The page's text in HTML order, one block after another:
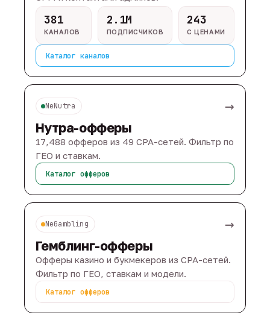
381
КАНАЛОВ
2.1M
ПОДПИСЧИКОВ
243
С ЦЕНАМИ
Каталог каналов
NeNutra →
Нутра-офферы
17,488 офферов из 49 CPA-сетей. Фильтр по
ГЕО и ставкам.
Каталог офферов
NeGambling →
Гемблинг-офферы
Офферы казино и букмекеров из CPA-сетей.
Фильтр по ГЕО, ставкам и модели.
Каталог офферов